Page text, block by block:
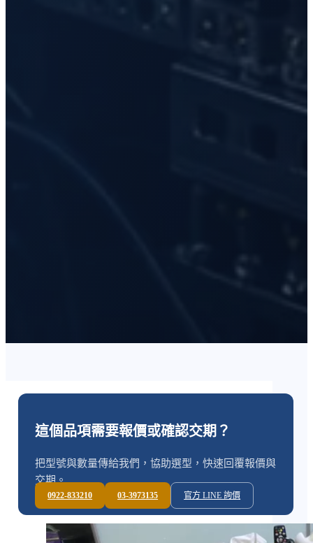
這個品項需要報價或確認交期？
把型號與數量傳給我們，協助選型，快速回覆報價與
交期。
0922-833210 03-3973135 官方 LINE 詢價